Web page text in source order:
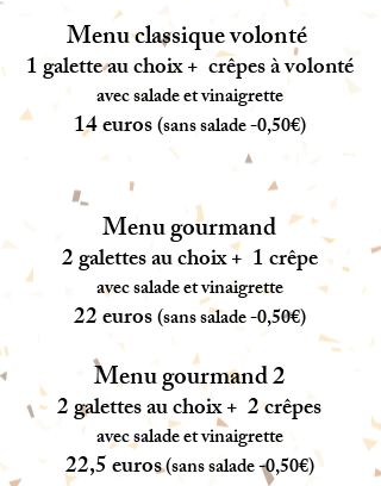
Menu classique volonté
1 galette au choix + crêpes à volonté
avec saladeet vinaigrette
14 euros(sans salade -0,50€)
Menu gourmand
2 galettes au choix + 1 crêpe
avec saladeet vinaigrette
22 euros(sans salade -0,50€)
Menu gourmand 2
2 galettes au choix + 2 crêpes
avec saladeet vinaigrette
22,5 euros(sans salade -0,50€)